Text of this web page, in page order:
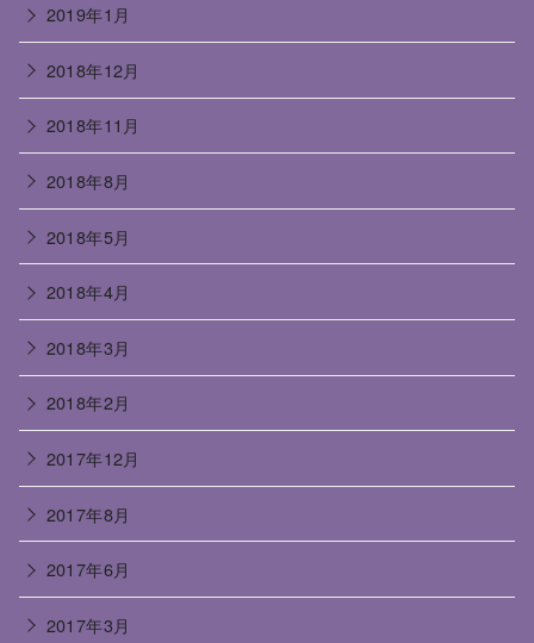
2019年1月
2018年12月
2018年11月
2018年8月
2018年5月
2018年4月
2018年3月
2018年2月
2017年12月
2017年8月
2017年6月
2017年3月